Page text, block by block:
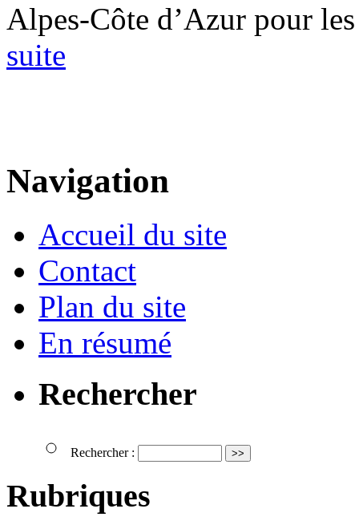
Alpes-Côte d’Azur pour
suite
Navigation
Accueil du site
Contact
Plan du site
En résumé
Rechercher
Rechercher :
Rubriques